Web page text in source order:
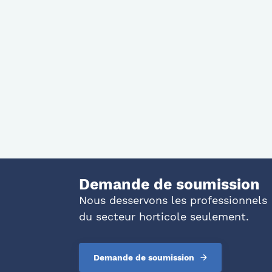
Demande de soumission
Nous desservons les professionnels
du secteur horticole seulement.
Demande de soumission